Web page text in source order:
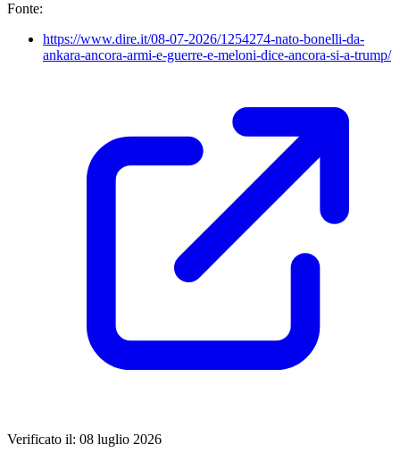
Fonte:
https://www.dire.it/08-07-2026/1254274-nato-bonelli-da-
ankara-ancora-armi-e-guerre-e-meloni-dice-ancora-si-a-trump/
Verificato il: 08 luglio 2026